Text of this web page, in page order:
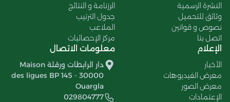
النشرة الرسمية
وثائق للتحميل
نصوص و قوانين
اتصل بنا
الرزنامة و النتائج
جدول الترتيب
الملاعب
مركز الإحصائيات
الإعلام
الأخبار
معرض الفيديوهات
معرض الصور
الإعتمادات
معلومات الاتصال
دار الرابطات ورقلة Maison
des ligues BP 145 - 30000
Ouargla
029804777